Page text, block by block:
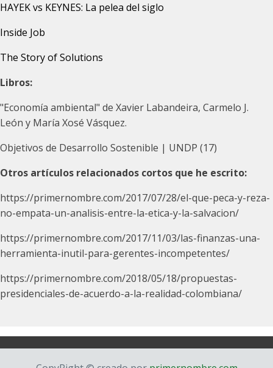
HAYEK vs KEYNES: La pelea del siglo
Inside Job
The Story of Solutions
Libros:
"Economía ambiental" de Xavier Labandeira, Carmelo J.
León y María Xosé Vásquez.
Objetivos de Desarrollo Sostenible | UNDP (17)
Otros artículos relacionados cortos que he escrito:
https://primernombre.com/2017/07/28/el-que-peca-y-reza-
no-empata-un-analisis-entre-la-etica-y-la-salvacion/
https://primernombre.com/2017/11/03/las-finanzas-una-
herramienta-inutil-para-gerentes-incompetentes/
https://primernombre.com/2018/05/18/propuestas-
presidenciales-de-acuerdo-a-la-realidad-colombiana/